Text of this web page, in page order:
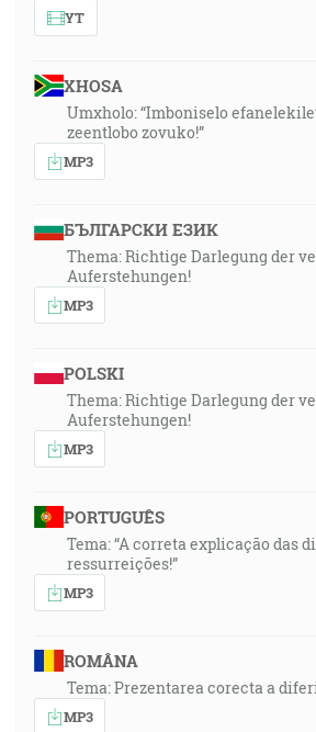
YT
XHOSA
Umxholo: “Imboniselo
zeentlobo zovuko!”
MP3
БЪЛГАРСКИ ЕЗИК
Thema: Richtige Darlegung der
Auferstehungen!
MP3
POLSKI
Thema: Richtige Darlegung der
Auferstehungen!
MP3
PORTUGUÊS
Tema: “A correta explicação das
ressurreições!”
MP3
ROMÂNA
Tema: Prezentarea corecta a
MP3